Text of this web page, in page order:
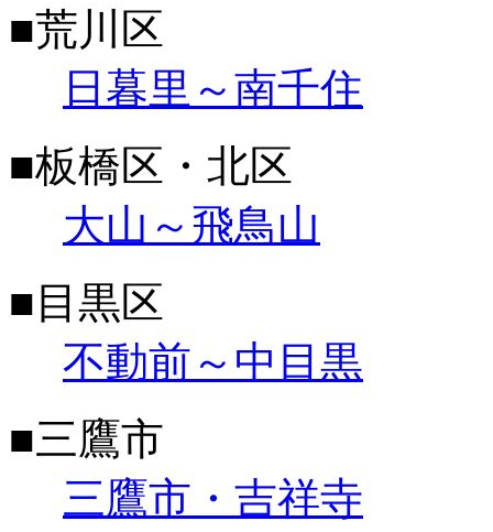
■荒川区
日暮里～南千住
■板橋区・北区
大山～飛鳥山
■目黒区
不動前～中目黒
■三鷹市
三鷹市・吉祥寺